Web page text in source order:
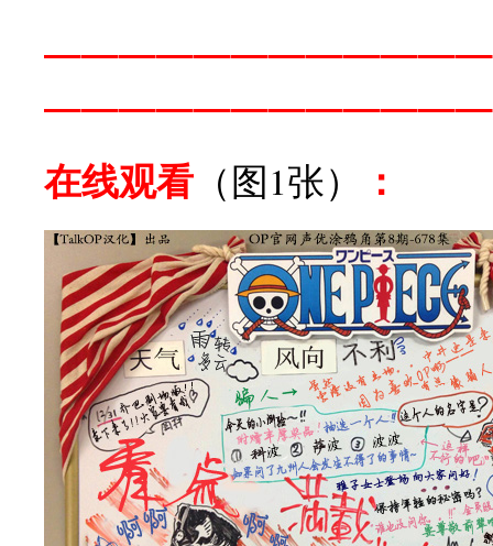
在线观看 （图1张） ：